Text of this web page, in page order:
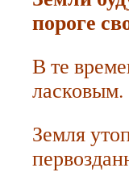
пороге
В те
ласковым.
Земля